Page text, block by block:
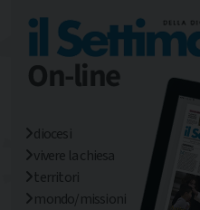
diocesi
vivere la chiesa
territori
mondo/missioni